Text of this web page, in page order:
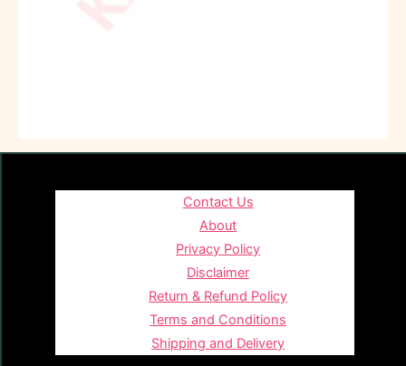
Contact Us
About
Privacy Policy
Disclaimer
Return & Refund Policy
Terms and Conditions
Shipping and Delivery